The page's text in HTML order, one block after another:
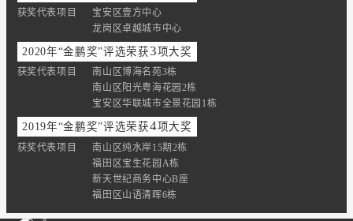
获奖代表项目
宝安区壹方中心
龙岗区卓越城市中心
2020年“金鹏奖”评选荣获3项大奖
获奖代表项目
南山区博海名苑3栋
南山区阳光粤海花园2栋
宝安区华联城市全景花园1栋
2019年“金鹏奖”评选荣获4项大奖
获奖代表项目
南山区纯水岸15期2栋
福田区宝生花园A栋
新天世纪商务中心B座
福田区山语清晖6栋